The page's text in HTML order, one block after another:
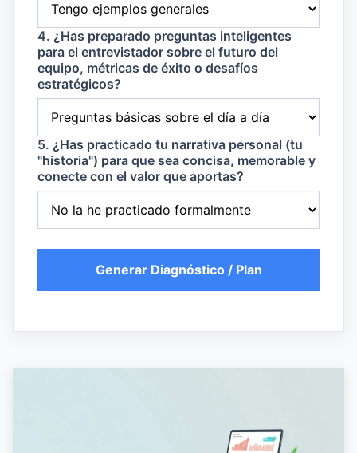
4. ¿Has preparado preguntas inteligentes
para el entrevistador sobre el futuro del
equipo, métricas de éxito o desafíos
estratégicos?
5. ¿Has practicado tu narrativa personal (tu
"historia") para que sea concisa, memorable y
conecte con el valor que aportas?
Generar Diagnóstico / Plan